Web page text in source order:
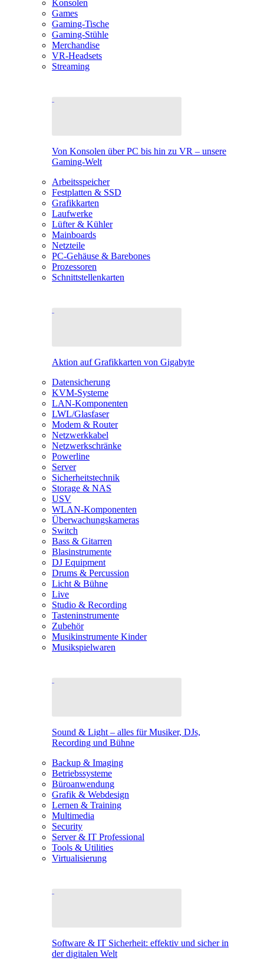
Konsolen
Games
Gaming-Tische
Gaming-Stühle
Merchandise
VR-Headsets
Streaming
Von Konsolen über PC bis hin zu VR – unsere
Gaming-Welt
Arbeitsspeicher
Festplatten & SSD
Grafikkarten
Laufwerke
Lüfter & Kühler
Mainboards
Netzteile
PC-Gehäuse & Barebones
Prozessoren
Schnittstellenkarten
Aktion auf Grafikkarten von Gigabyte
Datensicherung
KVM-Systeme
LAN-Komponenten
LWL/Glasfaser
Modem & Router
Netzwerkkabel
Netzwerkschränke
Powerline
Server
Sicherheitstechnik
Storage & NAS
USV
WLAN-Komponenten
Überwachungskameras
Switch
Bass & Gitarren
Blasinstrumente
DJ Equipment
Drums & Percussion
Licht & Bühne
Live
Studio & Recording
Tasteninstrumente
Zubehör
Musikinstrumente Kinder
Musikspielwaren
Sound & Light – alles für Musiker, DJs,
Recording und Bühne
Backup & Imaging
Betriebssysteme
Büroanwendung
Grafik & Webdesign
Lernen & Training
Multimedia
Security
Server & IT Professional
Tools & Utilities
Virtualisierung
Software & IT Sicherheit: effektiv und sicher in
der digitalen Welt